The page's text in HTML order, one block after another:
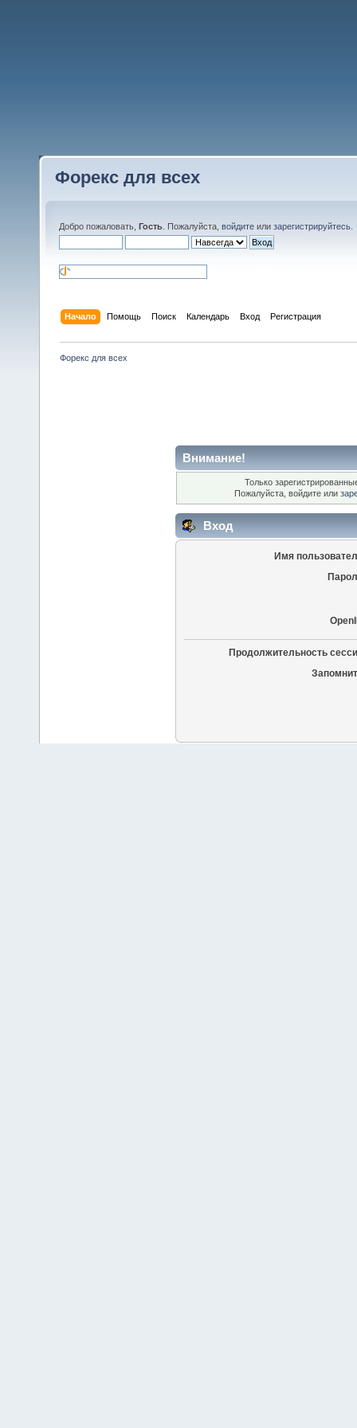
Форекс для всех
Добро пожаловать, Гость . Пожалуйста, войдите или зарегистрируйтесь
Начало Помощь Поиск Календарь Вход Регистрация
Форекс для всех
Внимание!
Только
Пожалуйста, войдите или
Вход
Имя
Продолжительность